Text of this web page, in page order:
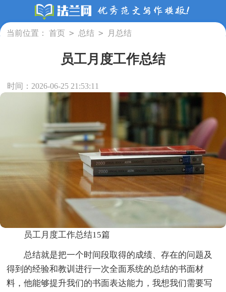
当前位置： 首页 > 总结 > 月总结
员工月度工作总结
时间：2026-06-25 21:53:11
员工月度工作总结15篇
总结就是把一个时间段取得的成绩、存在的问题及
得到的经验和教训进行一次全面系统的总结的书面材
料，他能够提升我们的书面表达能力，我想我们需要写